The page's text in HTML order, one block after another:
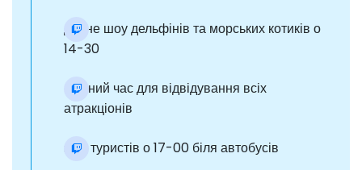
денне шоу дельфінів та морських котиків о
14-30
вільний час для відвідування всіх
атракціонів
збір туристів о 17-00 біля автобусів